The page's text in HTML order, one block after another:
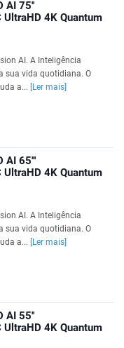
AI 75''
UltraHD 4K Quantum
AI. A Inteligência
sua vida quotidiana. O
a...
[Ler mais]
AI 65'''
UltraHD 4K Quantum
AI. A Inteligência
sua vida quotidiana. O
a...
[Ler mais]
AI 55''
UltraHD 4K Quantum